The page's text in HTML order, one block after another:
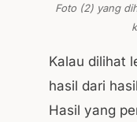
Foto (2) yang
Kalau dilihat
hasil dari
Hasil yang